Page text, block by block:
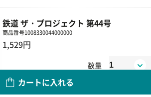
鉄道 ザ・プロジェクト 第44号
商品番号1008330044000000
1,529円
数量
カートに入れる